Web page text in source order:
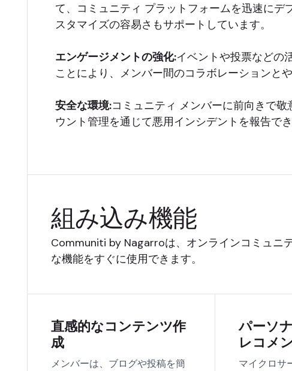
て、コミュニティ プラットフォームを迅速に
スタマイズの容易さもサポートしています。
エンゲージメントの強化:イベントや投票などの
ことにより、メンバー間のコラボレーションと
安全な環境:コミュニティ メンバーに前向きで
ウント管理を通じて悪用インシデントを報告で
組み込み機能
Communiti by Nagarroは、オンラインコミュニ
な機能をすぐに使用できます。
直感的なコンテンツ作
成
メンバーは、ブログや投稿を簡
パーソ
レコメ
マイクロサ